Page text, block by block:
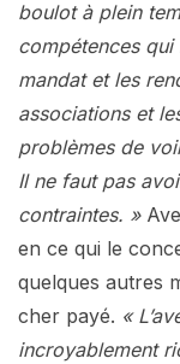
boulot à plein
compétences
mandat et les
associations et
problèmes de
Il ne faut pas
contraintes. »
en ce qui le
quelques autres
cher payé. «
incroyablement